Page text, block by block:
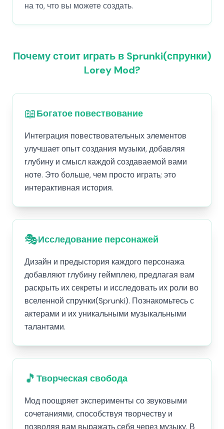
на то, что вы можете создать.
Почему стоит играть в Sprunki(спрунки)
Lorey Mod?
📖Богатое повествование
Интеграция повествовательных элементов
улучшает опыт создания музыки, добавляя
глубину и смысл каждой создаваемой вами
ноте. Это больше, чем просто играть; это
интерактивная история.
🎭Исследование персонажей
Дизайн и предыстория каждого персонажа
добавляют глубину геймплею, предлагая вам
раскрыть их секреты и исследовать их роли во
вселенной спрунки(Sprunki). Познакомьтесь с
актерами и их уникальными музыкальными
талантами.
🎵 Творческая свобода
Мод поощряет эксперименты со звуковыми
сочетаниями, способствуя творчеству и
позволяя вам выражать себя через музыку. В